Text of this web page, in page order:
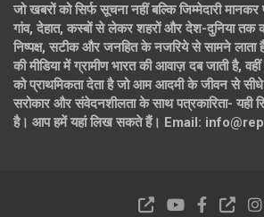
जो खबरों को सिर्फ सूचना नहीं बल्कि जिम्मेदारी
गांव, देहात, कस्बों से लेकर शहरों और देश-दुनिया तक
निष्पक्ष, सटीक और जनहित के नजरिये से सामने लाता
की मीडिया में ग्रामीण भारत की आवाज़ दब जाती है, वहीं
को प्राथमिकता देता है जो आम आदमी के जीवन से
सरोकार और संवेदनशीलता के साथ पत्रकारिता- यही
है। आप हमें यहां लिख सकते हैं। Email: